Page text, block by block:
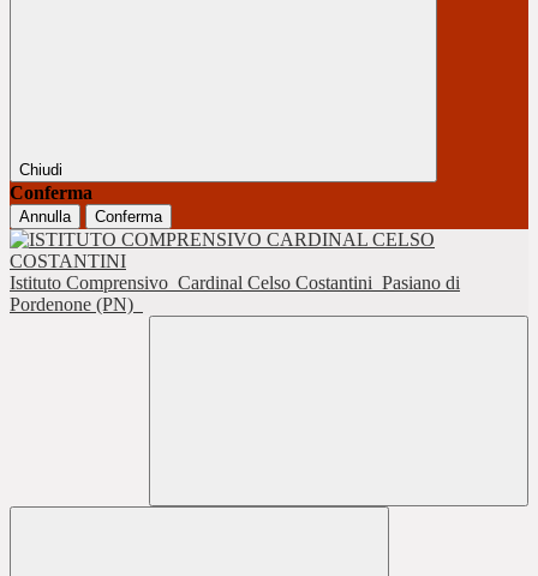
Chiudi
Conferma
Annulla Conferma
Istituto Comprensivo Cardinal Celso Costantini Pasiano di
Pordenone (PN)